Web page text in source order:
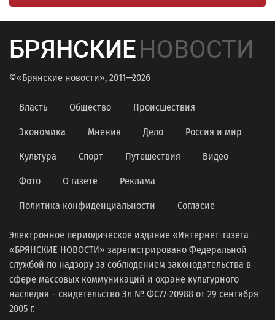
БРЯНСКИЕНОВОСТИ
©«Брянские новости», 2011—2026
Власть Общество Происшествия
Экономика Мнения Дело Россия и мир
Культура Спорт Путешествия Видео
Фото О газете Реклама
Политика конфиденциальности Согласие
Электронное периодическое издание «Интернет-газета
«БРЯНСКИЕ НОВОСТИ» зарегистрировано Федеральной
службой по надзору за соблюдением законодательства в
сфере массовых коммуникаций и охране культурного
наследия − свидетельство Эл № ФС77-20988 от 29 сентября
2005 г.